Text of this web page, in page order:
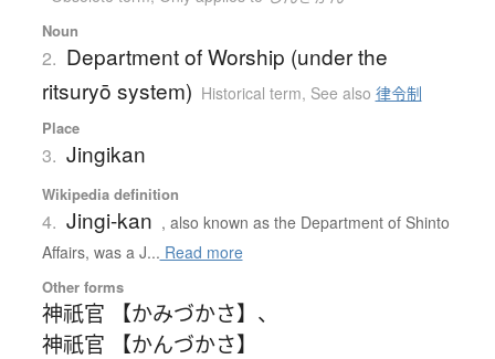
Noun
2. Department of Worship (under the
ritsuryō system) Historical term, See also 律令制
Place
3. Jingikan
Wikipedia definition
4. Jingi-kan , also known as the Department of Shinto
Affairs, was a J... Read more
Other forms
神祇官 【かみづかさ】 、
神祇官 【かんづかさ】